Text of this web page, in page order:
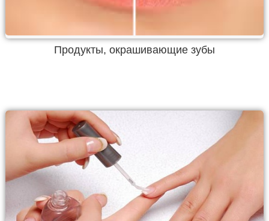
Продукты, окрашивающие зубы